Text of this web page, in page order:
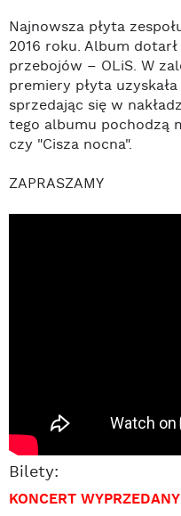
Najnowsza płyta
2016 roku. Album
przebojów – OLiS. W
premiery płyta
sprzedając się w
tego albumu pochodzą
czy "Cisza nocna".
ZAPRASZAMY
Bilety:
KONCERT WYPRZEDANY